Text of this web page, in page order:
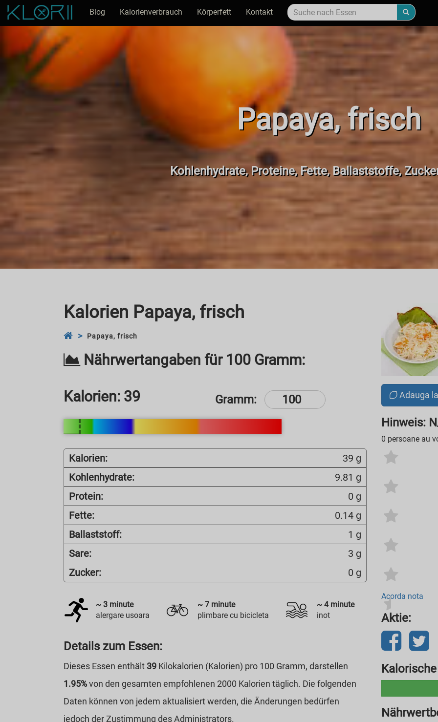
Blog Kalorienverbrauch Körperfett Kontakt
Papaya, frisch
Kohlenhydrate, Proteine, Fette, Ballaststoffe,
Kalorien Papaya, frisch
Papaya, frisch
Nährwertangaben für 100 Gramm:
Kalorien: 39 Gramm:
Kalorien:
39 g
Kohlenhydrate:
9.81 g
Protein:
0 g
Fette:
0.14 g
Ballaststoff:
1 g
Sare:
3 g
Zucker:
0 g
~3 minute
alergare usoara
~7 minute
plimbare cu bicicleta
~4minute
inot
Details zum Essen:
Dieses Essen enthält 39 Kilokalorien (Kalorien) pro 100 Gramm, darstellen
1.95%von den gesamten empfohlenen 2000 Kalorien täglich. Die folgenden
Daten können von jedem aktualisiert werden, die Änderungen bedürfen
jedoch der Zustimmung des Administrators.
Adauga
Hinweis:
0 persoane au
Acorda nota
Aktie: